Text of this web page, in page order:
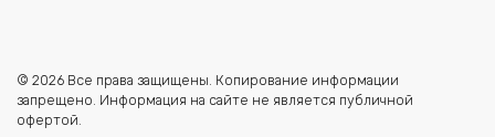
© 2026 Все права защищены. Копирование информации
запрещено. Информация на сайте не является публичной
офертой.